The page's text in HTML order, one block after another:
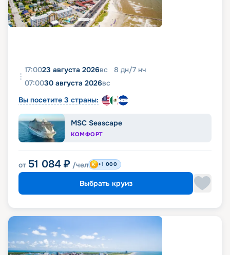
17:0023 августа 2026вс 8 дн/7 нч
07:0030 августа 2026вс
Вы посетите 3 страны:
MSC Seascape
КОМФОРТ
от 51 084 ₽ /чел +1 000
Выбрать круиз